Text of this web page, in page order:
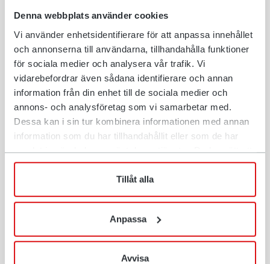
Denna webbplats använder cookies
Vi använder enhetsidentifierare för att anpassa innehållet
och annonserna till användarna, tillhandahålla funktioner
för sociala medier och analysera vår trafik. Vi
vidarebefordrar även sådana identifierare och annan
information från din enhet till de sociala medier och
annons- och analysföretag som vi samarbetar med.
Dessa kan i sin tur kombinera informationen med annan
information som du har tillhandahållit eller som de har
när som helst återkalla ditt lämnade samtycke.
Tillåt alla
Anpassa
Avvisa
- Det är med stor stolthet vi firar denna milstolpe.
Tiltrotatorns historia är fylld av modiga beslut,
tekniska genombrott och ett nära samarbete med
användare världen över. Men framför allt är det
människorna – medarbetare, kunder och partners –
som har gjort resan möjlig. Det här är ett tillfälle att
både säga tack och att fortsätta blicka framåt,
berättar Anders Jonsson, VD Rototilt Group AB
40 år är bara början
Från 1986 till idag har Rototilt spelat en avgörande
roll i branschens utveckling. Med dagens breda
produktportfölj av tiltrotatorer, maskinfästen och
redskap är drivkraften densamma som då – att göra
grävmaskinen mer effektiv, säker och mångsidig.